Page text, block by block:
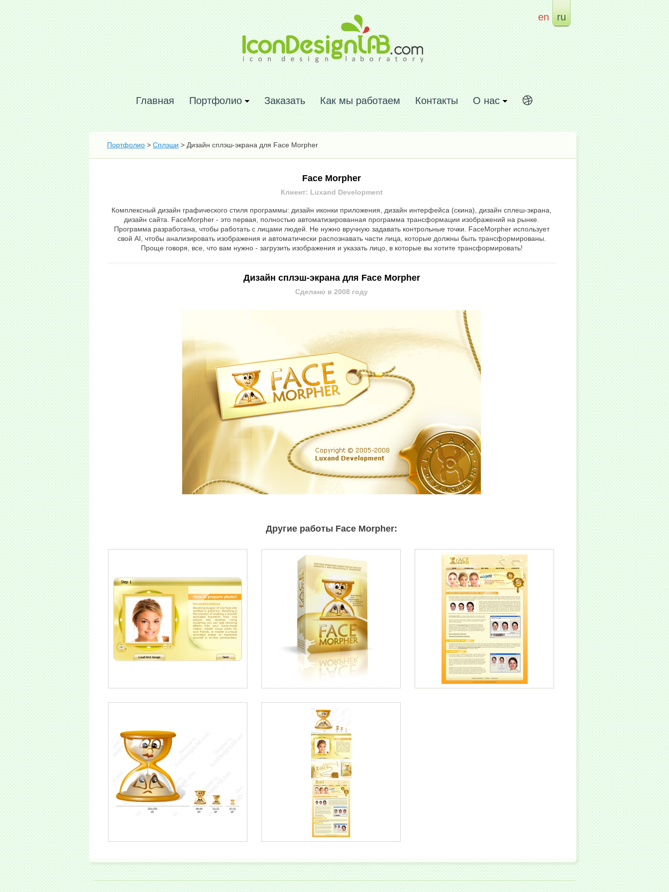
en ru
Главная Портфолио Заказать Как мы работаем Контакты О нас
Портфолио > Сплэши > Дизайн сплэш-экрана для Face Morpher
Face Morpher
Клиент: Luxand Development
Комплексный дизайн графического стиля программы: дизайн иконки приложения, дизайн интерфейса (скина), дизайн сплеш-экрана,
дизайн сайта. FaceMorpher - это первая, полностью автоматизированная программа трансформации изображений на рынке.
Программа разработана, чтобы работать с лицами людей. Не нужно вручную задавать контрольные точки. FaceMorpher использует
свой AI, чтобы анализировать изображения и автоматически распознавать части лица, которые должны быть трансформированы.
Проще говоря, все, что вам нужно - загрузить изображения и указать лицо, в которые вы хотите трансформировать!
Дизайн сплэш-экрана для Face Morpher
Сделано в 2008 году
Другие работы Face Morpher: